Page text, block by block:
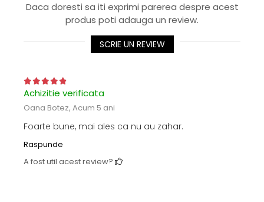
Daca doresti sa iti exprimi parerea despre acest
produs poti adauga un review.
SCRIE UN REVIEW
Achizitie verificata
Oana Botez, Acum 5 ani
Foarte bune, mai ales ca nu au zahar.
Raspunde
A fost util acest review?